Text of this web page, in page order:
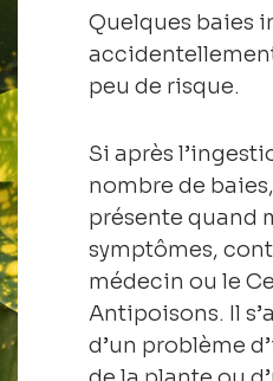
Quelques baies
peu de risque.
Si après
nombre de
présente quand
symptômes,
médecin ou le
Antipoisons. Il
d’un problème